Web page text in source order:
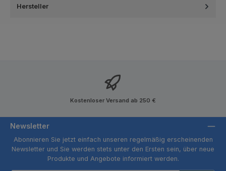
Hersteller
Kostenloser Versand ab 250 €
Newsletter
Abonnieren Sie jetzt einfach unseren regelmäßig erscheinenden
Newsletter und Sie werden stets unter den Ersten sein, über neue
Produkte und Angebote informiert werden.